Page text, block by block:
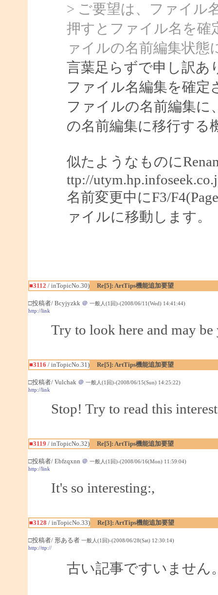
> ご要望は、ファイル
押すとファイル名を確
ァイルの名前編集状
言葉足らずで申し訳あ
ファイル名編集を確定
ファイルの名前編集に
の名前編集に移行する
似たようなものに
ttp://
名前変更中にF3/
ァイルに移動します。
■3112 / inTopicNo.30) Re[5]: ArtTips機能追加要望
□投稿者/ Bcyjyzkk ＠ 一般人(1回)-(2008/06/11(Wed) 14:41:44)
http://link
Try to look here and may
■3116 / inTopicNo.31) Re[5]: ArtTips機能追加要望
□投稿者/ Vulchak ＠ 一般人(1回)-(2008/06/15(Sun) 14:25:22)
http://link
Stop! Try to read this
■3119 / inTopicNo.32) Re[5]: ArtTips機能追加要望
□投稿者/ Ebfzqxnn ＠ 一般人(1回)-(2008/06/16(Mon) 11:59:04)
http://link
It's so interesting:,
■3128 / inTopicNo.33) Re[3]: ArtTips機能追加要望
□投稿者/ 形ある者 一般人(1回)-(2008/06/28(Sat) 12:30:14)
http://ttp://
古い記事ですいません